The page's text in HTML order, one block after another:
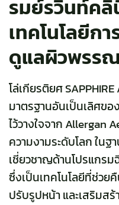
รมย์รวินท์ค
เทคโนโลยีก
ดูแลผิวพรรณ
โล่เกียรติยศ
มาตรฐานอันเป็นเลิศข
ไว้วางใจจาก Allergan
ความงามระดับโลก ในฐ
เชี่ยวชาญด้านโปรแกรม
ซึ่งเป็นเทคโนโลยีที่ช่ว
ปรับรูปหน้า และเสริมส